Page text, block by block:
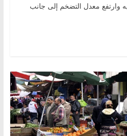
وارتفع معدل التضخم إلى جانب